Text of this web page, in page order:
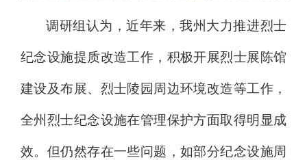
调研组认为 ，近年来，我州 大力推进烈士
纪念设施提质改造工作，积极开展烈士展陈馆
建设及布展、烈士陵园周边环境改造等工作，
全州烈士纪念设施在管理保护方面取得明显成
效。 但仍然存在一些问题，如部分纪念设施周